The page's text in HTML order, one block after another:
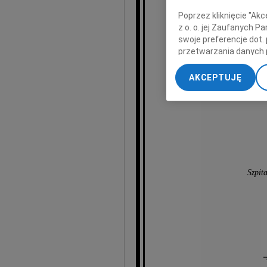
Poprzez kliknięcie
z o. o. jej Zaufanych
swoje preferencje dot.
przetwarzania danych
„Ustawienia
My, nasi Zaufani
dokładnych danych
Przechowywanie
AKCEPTUJĘ